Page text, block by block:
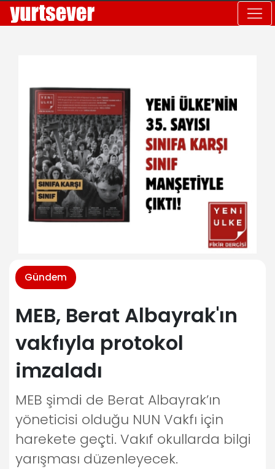
Gündem
MEB, Berat Albayrak'ın
vakfıyla protokol
imzaladı
MEB şimdi de Berat Albayrak’ın
yöneticisi olduğu NUN Vakfı için
harekete geçti. Vakıf okullarda bilgi
yarışması düzenleyecek.